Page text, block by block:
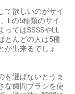
て欲しいのがサイ
Lの5種類のサイ
ってはSSSSやLL
とんどの人は5種
が出来るでしょ
を選ばないとうま
な歯間ブラシを使